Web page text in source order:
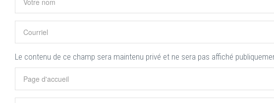
Le contenu de ce champ sera maintenu privé et ne sera pas affiché